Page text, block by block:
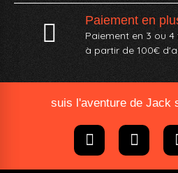
Paiement en
Paiement en 3 ou 4
à partir de 100€
suis l'aventure de Jack